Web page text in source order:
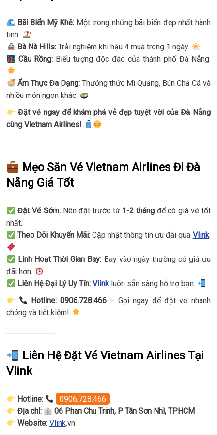
Bãi Biển Mỹ Khê: Một trong những bãi biển đẹp nhất hành
tinh.
Bà Nà Hills:Trải nghiệm khí hậu 4 mùa trong 1 ngày.
Cầu Rồng: Biểu tượng độc đáo của thành phố Đà Nẵng.
Ẩm Thực Đa Dạng:Thưởng thức Mì Quảng, Bún Chả Cá và
nhiều món ngon khác.
Đặt vé ngay để khám phá vẻ đẹp tuyệt vời của Đà Nẵng
cùng Vietnam Airlines!
Mẹo Săn Vé Vietnam Airlines Đi Đà
Nẵng Giá Tốt
Đặt Vé Sớm:Nên đặt trước từ 1-2 tháng để có giá vé tốt
nhất.
Theo Dõi Khuyến Mãi:Cập nhật thông tin ưu đãi qua Vlink.
Linh Hoạt Thời Gian Bay: Bay vào ngày thường có giá ưu
đãi hơn.
Liên Hệ Đại Lý Uy Tín: Vlinkluôn sẵn sàng hỗ trợ bạn.
Hotline: 0906.728.466 – Gọi ngay để đặt vé nhanh
chóng và tiết kiệm!
Liên Hệ Đặt Vé Vietnam Airlines Tại
Vlink
Hotline:
0906.728.466
Địa chỉ:
06 Phan Chu Trinh, P Tân Sơn Nhì, TPHCM
Website: Vlink.vn